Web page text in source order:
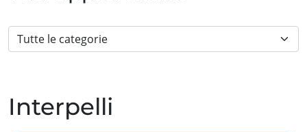
Interpelli